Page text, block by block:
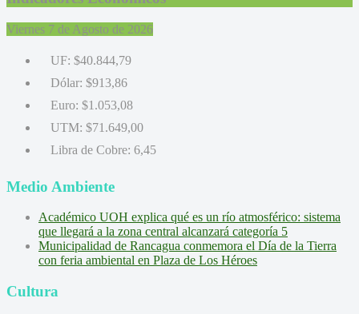
Viernes 7 de Agosto de 2026
UF: $40.844,79
Dólar: $913,86
Euro: $1.053,08
UTM: $71.649,00
Libra de Cobre: 6,45
Medio Ambiente
Académico UOH explica qué es un río atmosférico: sistema
que llegará a la zona central alcanzará categoría 5
Municipalidad de Rancagua conmemora el Día de la Tierra
con feria ambiental en Plaza de Los Héroes
Cultura